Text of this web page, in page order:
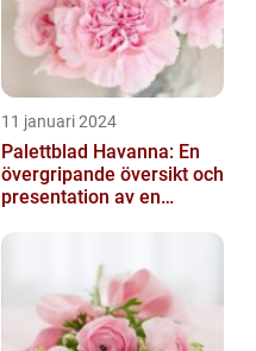
11 januari 2024
Palettblad Havanna: En
övergripande översikt och
presentation av en